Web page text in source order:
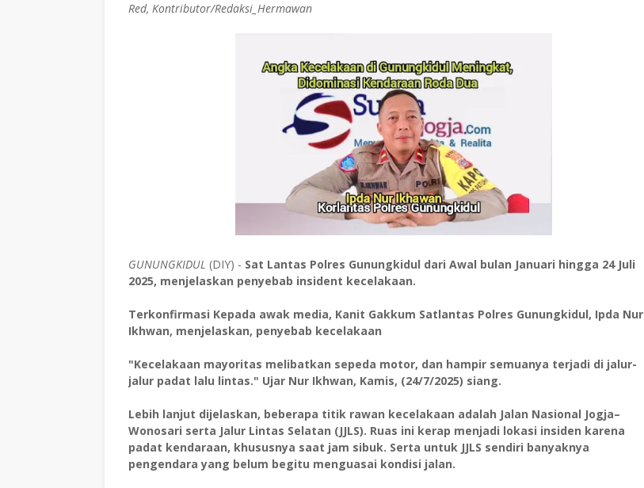
Red, Kontributor/Redaksi_Hermawan
GUNUNGKIDUL (DIY) - Sat Lantas Polres Gunungkidul dari Awal bulan Januari hingga 24 Juli
2025, menjelaskan penyebab insident kecelakaan.
Terkonfirmasi Kepada awak media, Kanit Gakkum Satlantas Polres Gunungkidul, Ipda Nur
Ikhwan, menjelaskan, penyebab kecelakaan
"Kecelakaan mayoritas melibatkan sepeda motor, dan hampir semuanya terjadi di jalur-
jalur padat lalu lintas." Ujar Nur Ikhwan, Kamis, (24/7/2025) siang.
Lebih lanjut dijelaskan, beberapa titik rawan kecelakaan adalah Jalan Nasional Jogja–
Wonosari serta Jalur Lintas Selatan (JJLS). Ruas ini kerap menjadi lokasi insiden karena
padat kendaraan, khususnya saat jam sibuk. Serta untuk JJLS sendiri banyaknya
pengendara yang belum begitu menguasai kondisi jalan.